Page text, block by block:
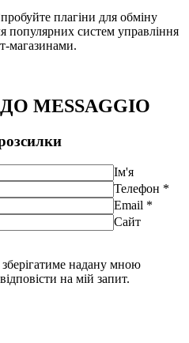
плагіни для обміну
популярних систем управління
магазинами.
MESSAGGIO
Ім'я
Телефон *
Email *
Сайт
надану мною
на мій запит.